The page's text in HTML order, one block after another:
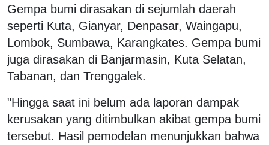
Gempa bumi dirasakan di sejumlah daerah
seperti Kuta, Gianyar, Denpasar, Waingapu,
Lombok, Sumbawa, Karangkates. Gempa bumi
juga dirasakan di Banjarmasin, Kuta Selatan,
Tabanan, dan Trenggalek.
"Hingga saat ini belum ada laporan dampak
kerusakan yang ditimbulkan akibat gempa bumi
tersebut. Hasil pemodelan menunjukkan bahwa